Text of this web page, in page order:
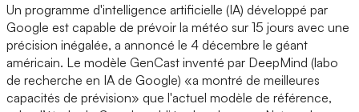
Un programme d'intelligence artificielle (IA) développé par
Google est capable de prévoir la météo sur 15 jours avec une
précision inégalée, a annoncé le 4 décembre le géant
américain. Le modèle GenCast inventé par DeepMind (labo
de recherche en IA de Google) «a montré de meilleures
capacités de prévision» que l'actuel modèle de référence,